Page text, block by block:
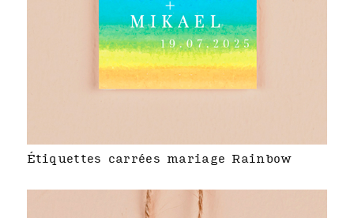
Étiquettes carrées mariage Rainbow